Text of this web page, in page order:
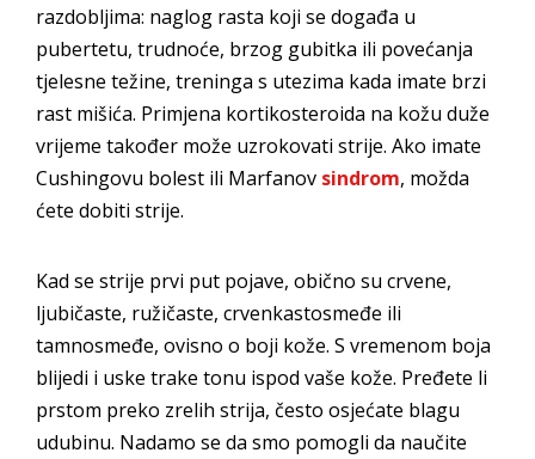
razdobljima: naglog rasta koji se događa u
pubertetu, trudnoće, brzog gubitka ili povećanja
tjelesne težine, treninga s utezima kada imate brzi
rast mišića. Primjena kortikosteroida na kožu duže
vrijeme također može uzrokovati strije. Ako imate
Cushingovu bolest ili Marfanov sindrom, možda
ćete dobiti strije.
Kad se strije prvi put pojave, obično su crvene,
ljubičaste, ružičaste, crvenkastosmeđe ili
tamnosmeđe, ovisno o boji kože. S vremenom boja
blijedi i uske trake tonu ispod vaše kože. Pređete li
prstom preko zrelih strija, često osjećate blagu
udubinu. Nadamo se da smo pomogli da naučite